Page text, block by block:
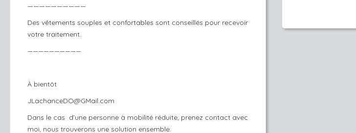
——————————
Des vêtements souples et confortables sont conseillés pour recevoir
votre traitement.
——————————
À bientôt
JLachanceDO@GMail.com
Dans le cas d’une personne à mobilité réduite, prenez contact avec
moi, nous trouverons une solution ensemble.